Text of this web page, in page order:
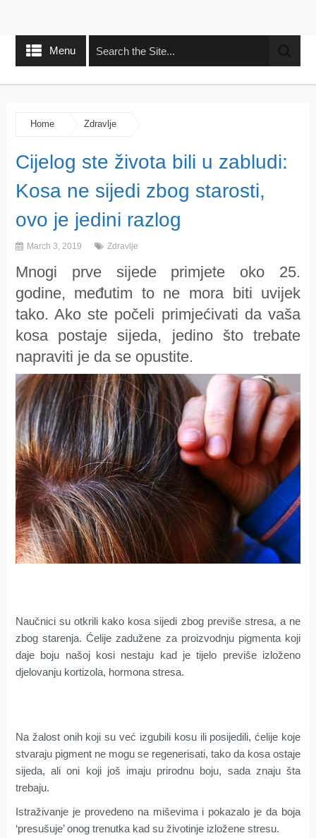
Menu
Home Zdravlje
Cijelog ste života bili u zabludi:
Kosa ne sijedi zbog starosti,
ovo je jedini razlog
March 3, 2019 Zdravlje
Mnogi prve sijede primjete oko 25.
godine, međutim to ne mora biti uvijek
tako. Ako ste počeli primjećivati da vaša
kosa postaje sijeda, jedino što trebate
napraviti je da se opustite.
Naučnici su otkrili kako kosa sijedi zbog previše stresa, a ne
zbog starenja. Ćelije zadužene za proizvodnju pigmenta koji
daje boju našoj kosi nestaju kad je tijelo previše izloženo
djelovanju kortizola, hormona stresa.
Na žalost onih koji su već izgubili kosu ili posijedili, ćelije koje
stvaraju pigment ne mogu se regenerisati, tako da kosa ostaje
sijeda, ali oni koji još imaju prirodnu boju, sada znaju šta
trebaju.
Istraživanje je provedeno na miševima i pokazalo je da boja
‘presušuje’ onog trenutka kad su životinje izložene stresu.